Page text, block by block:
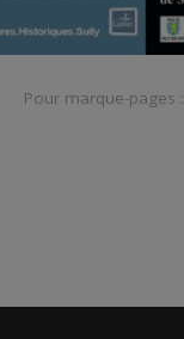
Pour marque-pages :